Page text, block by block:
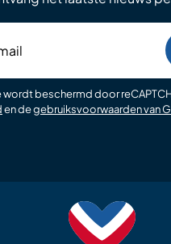
wordt beschermd door
en degebruiksvoorwaarden van